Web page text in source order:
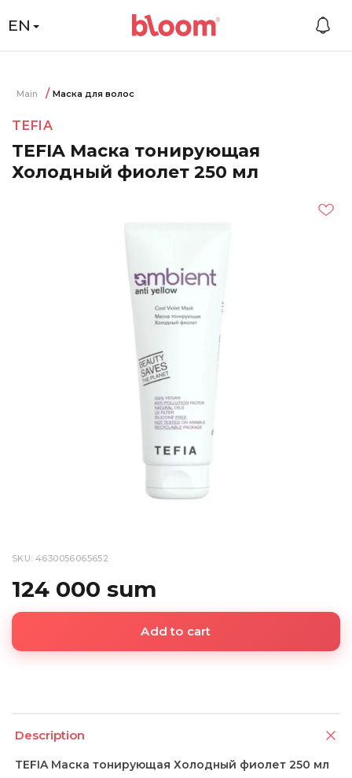
EN
Main Маска для волос
TEFIA
TEFIA Маска тонирующая
Холодный фиолет 250 мл
SKU: 4630056065652
124 000 sum
Add to cart
Description
TEFIA Маска тонирующая Холодный фиолет 250 мл